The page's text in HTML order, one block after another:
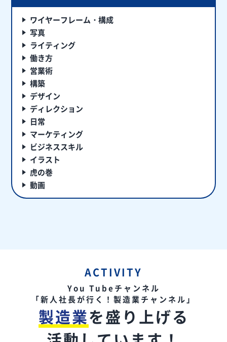
ワイヤーフレーム・構成
写真
ライティング
働き方
営業術
構築
デザイン
ディレクション
日常
マーケティング
ビジネススキル
イラスト
虎の巻
動画
ACTIVITY
You Tubeチャンネル
「新人社長が行く！製造業チャンネル」
製造業を盛り上げる